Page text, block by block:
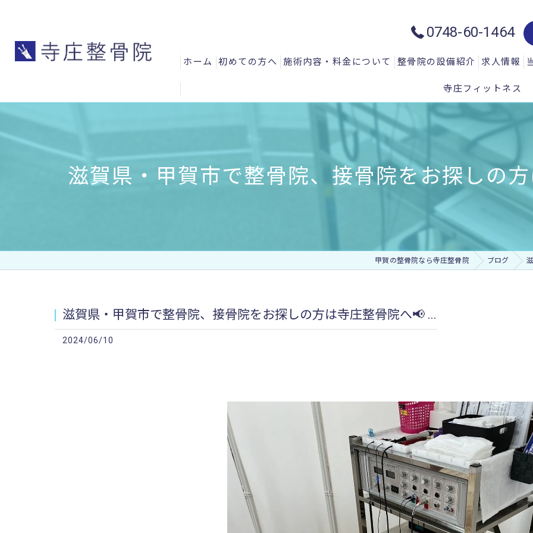
0748-60-1464
ホーム 初めての方へ
よくある質問
施術内容・料金について
一般施術メニュー
整骨院の設備紹介
ハイトーン治療器：ハイチャージ
微弱電流治療器：エレクトロマ
微弱電流治療器：エレクトロア
微弱電流治療器：エレサス
微弱電流治療器：ソーマダイン
光と温熱治療器：フィールドフ
加圧治療：MCCⅡマルチカフケ
求人情報
寺庄フィットネス
滋賀県・甲賀市で整骨院、接骨院をお探しの
甲賀の整骨院なら寺庄整骨院 ブログ
滋賀県・甲賀市で整骨院、接骨院をお探しの方は寺庄整骨院へ📢 ...
2024/06/10